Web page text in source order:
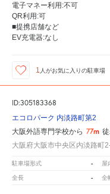
電子マネー利用:不可
QR利用:可
■提携店舗など
EV充電器:なし
1 人がお気に入りの駐車場
ID:305183368
エコロパーク 内淡路町第2
大阪外語専門学校から 77m
大阪府大阪市中央区内淡路町
駐車場形式 - 屋
全長 - 全